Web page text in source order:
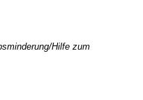
Hilfe zum